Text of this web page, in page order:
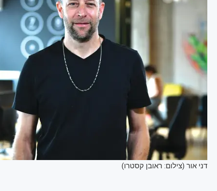
דני אור (צילום: ראובן קסטרו)